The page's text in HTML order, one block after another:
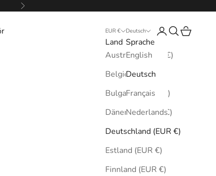
Vor
EUR €
Land
Australien (EUR €)
Belgien (EUR €)
Bulgarien (EUR €)
Dänemark (EUR €)
Deutschland (EUR €)
Estland (EUR €)
Finnland (EUR €)
Deutsch
Sprache
English
Deutsch
Français
Nederlands
Anmelden
Suchen